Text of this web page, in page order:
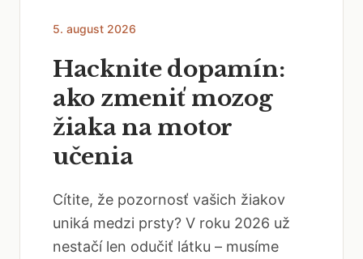
5. august 2026
Hacknite dopamín:
ako zmeniť mozog
žiaka na motor
učenia
Cítite, že pozornosť vašich žiakov
uniká medzi prsty? V roku 2026 už
nestačí len odučiť látku – musíme